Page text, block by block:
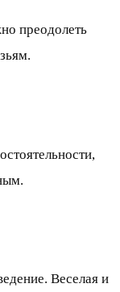
преодолеть
Веселая и